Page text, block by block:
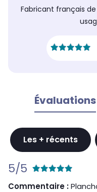
Fabricant français
Évaluations
Les + récents
5/5
Commentaire :